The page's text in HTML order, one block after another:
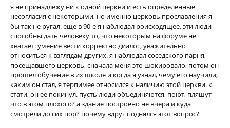
я не принадлежу ни к одной церкви и есть определенные
несогласия с некоторыми, но именно церковь прославления я
бы так не ругал. еще в 90-е я наблюдал роисходящее. эти люди
способны дать человеку то, что некоторым на форуме не
хватает: умение вести корректно диалог, уважительно
относиться к взглядам других. я наблюдал соседского парня,
посещавшего церковь, сначала меня это шокировало, потом он
прошел обучение в их школе и когда я узнал, чему его научили,
каким он стал, я терпимее относился к наличию этой церкви. к
стати, он ее покинул. пусть люди объединяются, поют, пляшут -
что в этом плохого? а здание построено не вчера и куда
смотрели до сих пор? почему вдруг поднялся этот вопрос?